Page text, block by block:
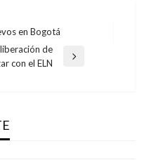
en Bogotá
de
con el ELN